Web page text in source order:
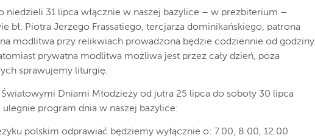
31 lipca włącznie w naszej bazylice – w prezbiterium –
bł. Piotra Jerzego Frassatiego, tercjarza dominikańskiego, patrona
modlitwa przy relikwiach prowadzona będzie codziennie od godziny
prywatna modlitwa możliwa jest przez cały dzień, poza
sprawujemy liturgię.
Dniami Młodzieży od jutra 25 lipca do soboty 30 lipca
ulegnie program dnia w naszej bazylice:
polskim odprawiać będziemy wyłącznie o: 7.00, 8.00, 12.00